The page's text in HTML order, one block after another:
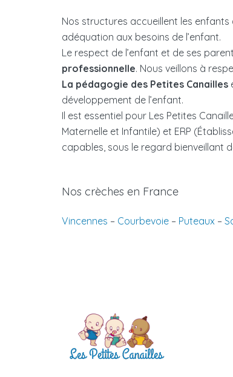
Nos structures accueillent les enfants
adéquation aux besoins de l’enfant.
Le respect de l’enfant et de ses
professionnelle. Nous veillons à
La pédagogie des Petites Canailles
développement de l’enfant.
Il est essentiel pour Les Petites
Maternelle et Infantile) et ERP
capables, sous le regard bienveillant
Nos crèches en France
Vincennes – Courbevoie – Puteaux –